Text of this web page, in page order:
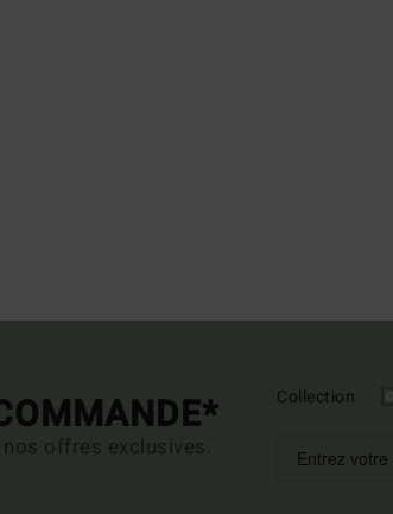
offres exclusives.
Collection